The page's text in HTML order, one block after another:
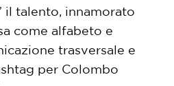
il talento, innamorato
come alfabeto e
trasversale e
per Colombo